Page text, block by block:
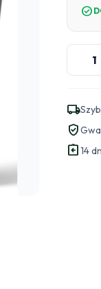
check_circle
ilość
Kamera
Xiaomi
Mi
Smart
local_shipping
verified_user
assignment_return14